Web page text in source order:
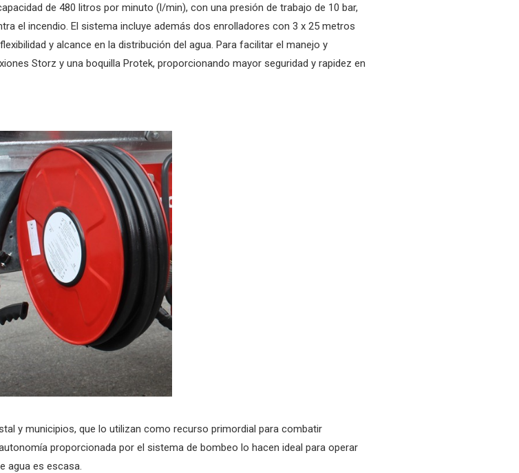
de 480 litros por minuto (l/min), con una presión de trabajo de 10 bar,
el incendio. El sistema incluye además dos enrolladores con 3 x 25 metros
y alcance en la distribución del agua. Para facilitar el manejo y
Storz y una boquilla Protek, proporcionando mayor seguridad y rapidez en
y municipios, que lo utilizan como recurso primordial para combatir
proporcionada por el sistema de bombeo lo hacen ideal para operar
agua es escasa.